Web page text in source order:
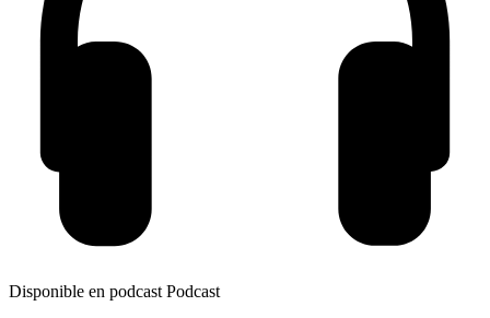
Disponible en podcast Podcast